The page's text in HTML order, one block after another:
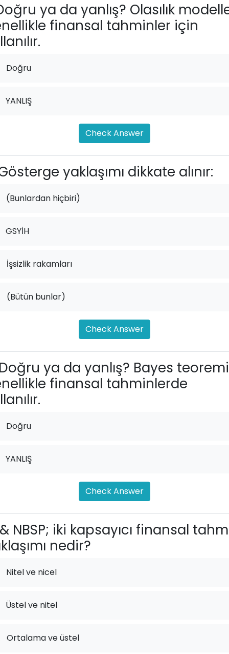
ya da yanlış? Olasılık
finansal tahminler için
Doğru
YANLIŞ
Check Answer
yaklaşımı dikkate alınır:
(Bunlardan hiçbiri)
GSYİH
İşsizlik rakamları
(Bütün bunlar)
Check Answer
Doğru ya da yanlış? Bayes teoremi
finansal tahminlerde
Doğru
YANLIŞ
Check Answer
& NBSP; iki kapsayıcı finansal
nedir?
Nitel ve nicel
Üstel ve nitel
Ortalama ve üstel